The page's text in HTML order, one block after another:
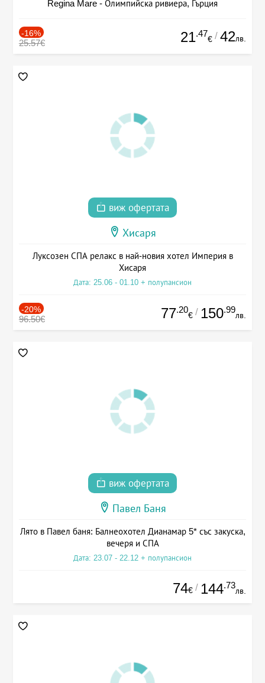
Regina Mare - Олимпийска ривиера, Гърция
-16%
25.57€ 21.47
€ / 42лв.
виж офертата
Хисаря
Луксозен СПА релакс в най-новия хотел Империя в
Хисаря
Дата: 25.06 - 01.10 + полупансион
-20%
96.50€ 77.20
€ / 150.99
лв.
виж офертата
Павел Баня
Лято в Павел баня: Балнеохотел Дианамар 5* със закуска,
вечеря и СПА
Дата: 23.07 - 22.12 + полупансион
74€ / 144.73
лв.